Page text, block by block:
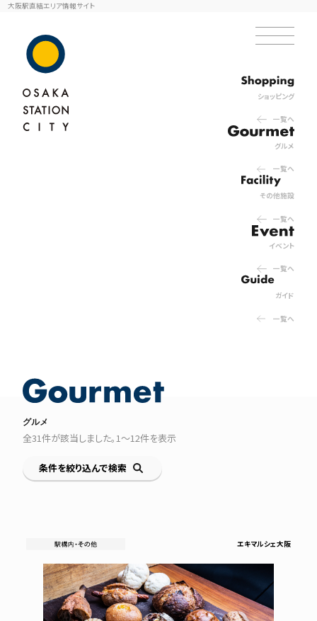
大阪駅直結エリア情報サイト
ショッピング
一覧へ
グルメ
一覧へ
その他施設
一覧へ
イベント
一覧へ
ガイド
一覧へ
グルメ
全31件が該当しました。1〜12件を表示
条件を絞り込んで検索
エキマルシェ大阪